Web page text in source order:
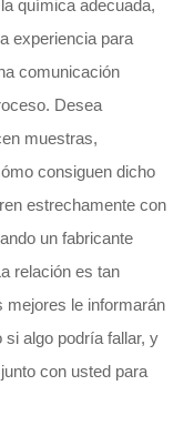
química adecuada,
experiencia para
comunicación
Desea
muestras,
consiguen dicho
estrechamente con
un fabricante
relación es tan
mejores le informarán
algo podría fallar, y
con usted para